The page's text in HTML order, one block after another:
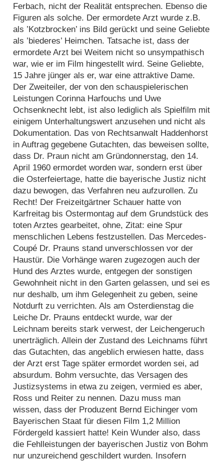
Ferbach, nicht der Realität entsprechen. Ebenso die
Figuren als solche. Der ermordete Arzt wurde z.B.
als ’Kotzbrocken’ ins Bild gerückt und seine Geliebte
als ’biederes’ Heimchen. Tatsache ist, dass der
ermordete Arzt bei Weitem nicht so unsympathisch
war, wie er im Film hingestellt wird. Seine Geliebte,
15 Jahre jünger als er, war eine attraktive Dame.
Der Zweiteiler, der von den schauspielerischen
Leistungen Corinna Harfouchs und Uwe
Ochsenknecht lebt, ist also lediglich als Spielfilm mit
einigem Unterhaltungswert anzusehen und nicht als
Dokumentation. Das von Rechtsanwalt Haddenhorst
in Auftrag gegebene Gutachten, das beweisen sollte,
dass Dr. Praun nicht am Gründonnerstag, den 14.
April 1960 ermordet worden war, sondern erst über
die Osterfeiertage, hatte die bayerische Justiz nicht
dazu bewogen, das Verfahren neu aufzurollen. Zu
Recht! Der Freizeitgärtner Schauer hatte von
Karfreitag bis Ostermontag auf dem Grundstück des
toten Arztes gearbeitet, ohne, Zitat: eine Spur
menschlichen Lebens festzustellen. Das Mercedes-
Coupé Dr. Prauns stand unverschlossen vor der
Haustür. Die Vorhänge waren zugezogen auch der
Hund des Arztes wurde, entgegen der sonstigen
Gewohnheit nicht in den Garten gelassen, und sei es
nur deshalb, um ihm Gelegenheit zu geben, seine
Notdurft zu verrichten. Als am Osterdienstag die
Leiche Dr. Prauns entdeckt wurde, war der
Leichnam bereits stark verwest, der Leichengeruch
unerträglich. Allein der Zustand des Leichnams führt
das Gutachten, das angeblich erwiesen hatte, dass
der Arzt erst Tage später ermordet worden sei, ad
absurdum. Bohm versuchte, das Versagen des
Justizsystems in etwa zu zeigen, vermied es aber,
Ross und Reiter zu nennen. Dazu muss man
wissen, dass der Produzent Bernd Eichinger vom
Bayerischen Staat für diesen Film 1,2 Million
Fördergeld kassiert hatte! Kein Wunder also, dass
die Fehlleistungen der bayerischen Justiz von Bohm
nur unzureichend geschildert wurden. Insofern